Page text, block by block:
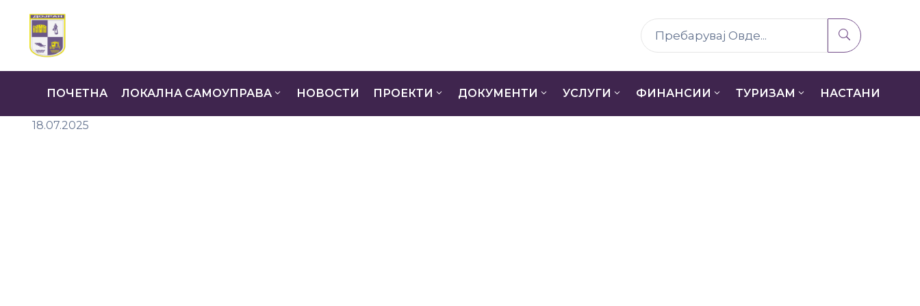
ПОЧЕТНА ЛОКАЛНА САМОУПРАВА НОВОСТИ ПРОЕКТИ ДОКУМЕНТИ УСЛУГИ ФИНАНСИИ ТУРИЗАМ НАСТАНИ
18.07.2025